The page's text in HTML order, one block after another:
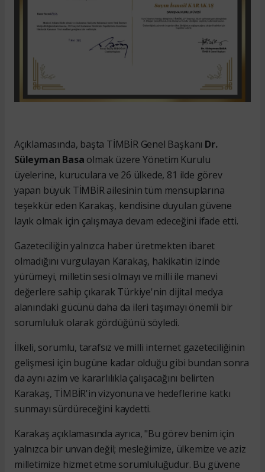
Açıklamasında, başta TİMBİR Genel Başkanı Dr.
Süleyman Basa olmak üzere Yönetim Kurulu
üyelerine, kuruculara ve 26 ülkede, 81 ilde görev
yapan büyük TİMBİR ailesinin tüm mensuplarına
teşekkür eden Karakaş, kendisine duyulan güvene
layık olmak için çalışmaya devam edeceğini ifade etti.
Gazeteciliğin yalnızca haber üretmekten ibaret
olmadığını vurgulayan Karakaş, hakikatin izinde
yürümeyi, milletin sesi olmayı ve milli ile manevi
değerlere sahip çıkarak Türkiye'nin dijital medya
alanındaki gücünü daha da ileri taşımayı önemli bir
sorumluluk olarak gördüğünü söyledi.
İlkeli, sorumlu, tarafsız ve milli internet gazeteciliğinin
gelişmesi için bugüne kadar olduğu gibi bundan sonra
da aynı azim ve kararlılıkla çalışacağını belirten
Karakaş, TİMBİR'in vizyonuna ve hedeflerine katkı
sunmayı sürdüreceğini kaydetti.
Karakaş açıklamasında ayrıca, "Bu görev benim için
yalnızca bir unvan değil; mesleğimize, ülkemize ve aziz
milletimize hizmet etme sorumluluğudur. Bu güvene